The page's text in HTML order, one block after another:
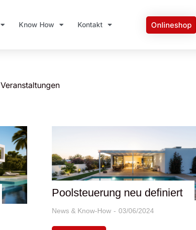
Know How Kontakt Onlineshop
Veranstaltungen
Poolsteuerung neu definiert
News & Know-How 03/06/2024